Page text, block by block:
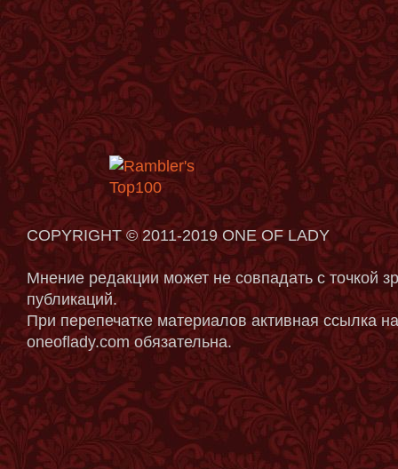
COPYRIGHT © 2011-2019 ONE OF LADY
Мнение редакции может не совпадать с точкой
публикаций.
При перепечатке материалов активная ссылка
oneoflady.com обязательна.